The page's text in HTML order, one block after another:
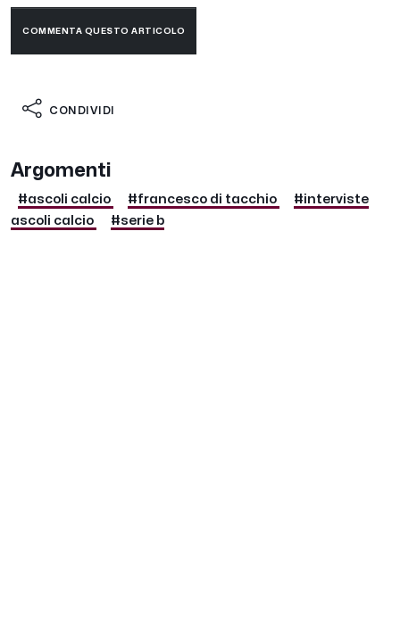
COMMENTA QUESTO ARTICOLO
CONDIVIDI
Argomenti
#ascoli calcio #francesco di tacchio
#interviste
ascoli calcio
#serie b